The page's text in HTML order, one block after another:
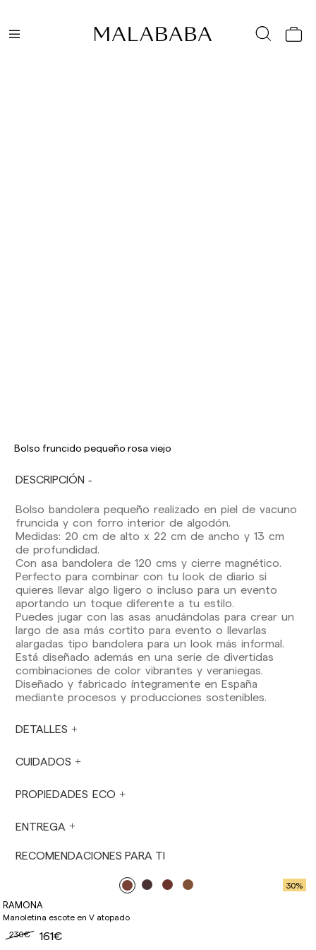
Bolso fruncido pequeño rosa viejo
DESCRIPCIÓN
Bolso bandolera pequeño realizado en piel de vacuno
fruncida y con forro interior de algodón.
Medidas: 20 cm de alto x 22 cm de ancho y 13 cm
de profundidad.
Con asa bandolera de 120 cms y cierre magnético.
Perfecto para combinar con tu look de diario si
quieres llevar algo ligero o incluso para un evento
aportando un toque diferente a tu estilo.
Puedes jugar con las asas anudándolas para crear un
largo de asa más cortito para evento o llevarlas
alargadas tipo bandolera para un look más informal.
Está diseñado además en una serie de divertidas
combinaciones de color vibrantes y veraniegas.
Diseñado y fabricado íntegramente en España
mediante procesos y producciones sostenibles.
DETALLES
CUIDADOS
PROPIEDADES ECO
ENTREGA
Los plazos de entrega son los siguientes:
España (península): 1-3 días laborables.
Baleares: 2-5 días laborables. Excepto pre-
orders.
Canarias, Ceuta y Melilla: 7-10 días laborables.
Excepto pre-orders.
Envíos a Europa: 3-5 días laborables. Excepto
pre-orders.
Envíos a USA: 5-7 días laborables
Envíos fuera de la Comunidad Europea: 10-13
días laborables. Excepto pre-orders. Por favor,
ten en cuenta que, si estás fuera de la Unión
Europea, deberás estar al tanto y hacerte
cargo de los impuestos de aduanas locales.
que el pago ha sido confirmado y en el
16:00 h. Los pedidos realizados fuera de ese
festivos.
En períodos vacacionales, los plazos de envío
RECOMENDACIONES PARA TI
30%
RAMONA
Manoletina escote en V atopado
230€
161€